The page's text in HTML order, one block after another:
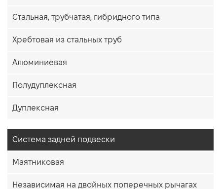
Стальная, трубчатая, гибридного типа
Хребтовая из стальных труб
Алюминиевая
Полудуплексная
Дуплексная
Система задней подвески
Маятниковая
Независимая на двойных поперечных рычагах